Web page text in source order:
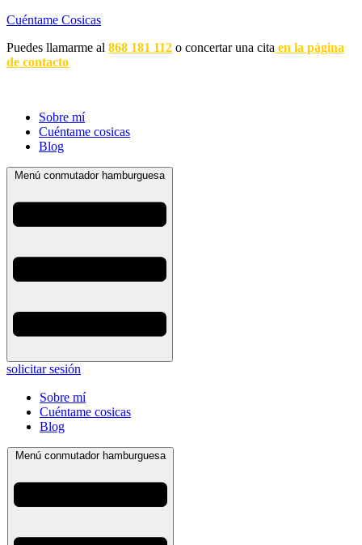
Cuéntame Cosicas
Puedes llamarme al 868 181 112 o concertar una cita en la página
de contacto
Sobre mí
Cuéntame cosicas
Blog
Menú conmutador hamburguesa
solicitar sesión
Sobre mí
Cuéntame cosicas
Blog
Menú conmutador hamburguesa